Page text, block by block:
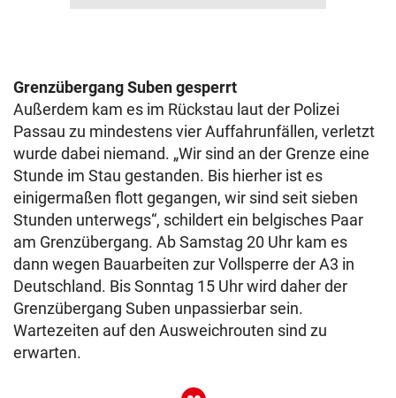
Grenzübergang Suben gesperrt
Außerdem kam es im Rückstau laut der Polizei
Passau zu mindestens vier Auffahrunfällen, verletzt
wurde dabei niemand. „Wir sind an der Grenze eine
Stunde im Stau gestanden. Bis hierher ist es
einigermaßen flott gegangen, wir sind seit sieben
Stunden unterwegs“, schildert ein belgisches Paar
am Grenzübergang. Ab Samstag 20 Uhr kam es
dann wegen Bauarbeiten zur Vollsperre der A3 in
Deutschland. Bis Sonntag 15 Uhr wird daher der
Grenzübergang Suben unpassierbar sein.
Wartezeiten auf den Ausweichrouten sind zu
erwarten.